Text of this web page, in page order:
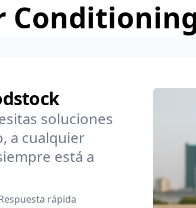
soluciones
a cualquier
está a
rápida